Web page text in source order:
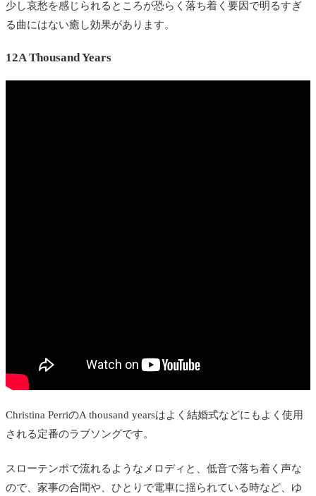
少し哀愁を感じられるところが恐らく落ち着く要因で明るすぎ
る曲にはない癒し効果があります。
12A Thousand Years
Christina PerriのA thousand yearsはよく結婚式などにもよく使用
される定番のラブソングです。
スローテンポで流れるようなメロディと、低音で落ち着く声な
ので、家事の合間や、ひとりで電車に揺られている時など、ゆ